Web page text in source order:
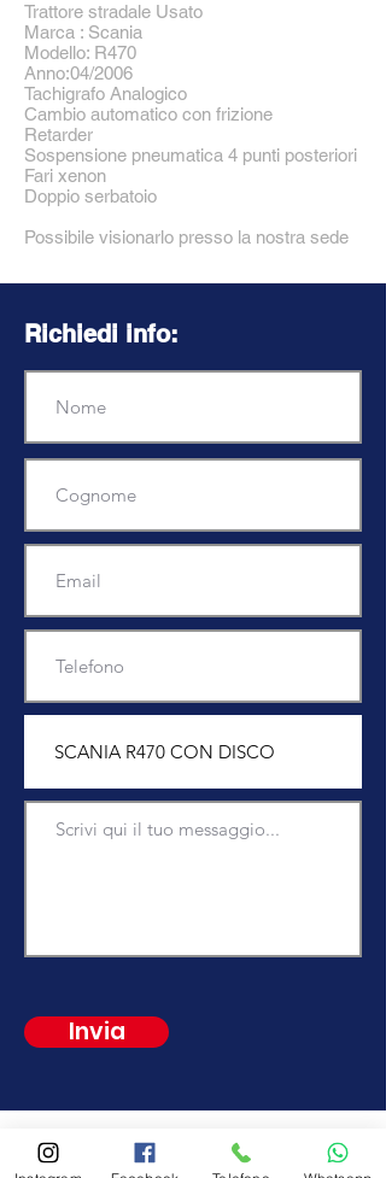
Trattore stradale Usato
Marca : Scania
Modello: R470
Anno:04/2006
Tachigrafo Analogico
Cambio automatico con frizione
Retarder
Sospensione pneumatica 4 punti posteriori
Fari xenon
Doppio serbatoio
Possibile visionarlo presso la nostra sede
Richiedi info:
Invia